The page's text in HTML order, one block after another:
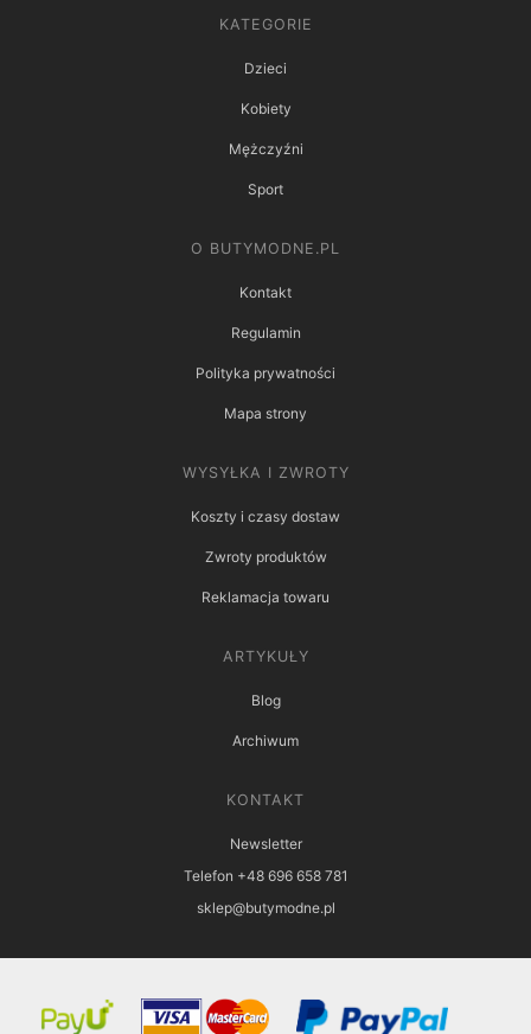
KATEGORIE
Dzieci
Kobiety
Mężczyźni
Sport
O BUTYMODNE.PL
Kontakt
Regulamin
Polityka prywatności
Mapa strony
WYSYŁKA I ZWROTY
Koszty i czasy dostaw
Zwroty produktów
Reklamacja towaru
ARTYKUŁY
Blog
Archiwum
KONTAKT
Newsletter
Telefon +48 696 658 781
sklep@butymodne.pl